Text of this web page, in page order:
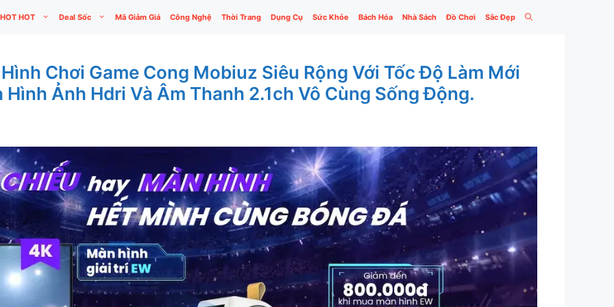
HOT HOT Deal Sốc Mã Giảm Giá Công Nghệ Thời Trang Dụng Cụ Sức Khỏe Bách Hóa Nhà Sách Đồ Chơi Sắc Đẹp
Chơi Game Cong Mobiuz Siêu Rộng Với Tốc Độ Làm Mới
Ảnh Hdri Và Âm Thanh 2.1ch Vô Cùng Sống Động.